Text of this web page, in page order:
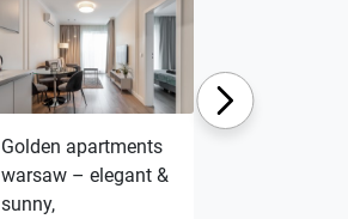
Golden apartments
warsaw – elegant &
sunny,
Next